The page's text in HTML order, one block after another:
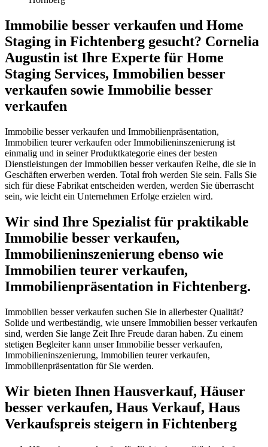
Immobilie besser verkaufen und Home
Staging in Fichtenberg gesucht? Cornelia
Augustin ist Ihre Experte für Home
Staging Services, Immobilien besser
verkaufen sowie Immobilie besser
verkaufen
Immobilie besser verkaufen und Immobilienpräsentation,
Immobilien teurer verkaufen oder Immobilieninszenierung ist
einmalig und in seiner Produktkategorie eines der besten
Dienstleistungen der Immobilien besser verkaufen Reihe, die sie in
Geschäften erwerben werden. Total froh werden Sie sein. Falls Sie
sich für diese Fabrikat entscheiden werden, werden Sie überrascht
sein, wie leicht ein Unternehmen Erfolge erzielen wird.
Wir sind Ihre Spezialist für praktikable
Immobilie besser verkaufen,
Immobilieninszenierung ebenso wie
Immobilien teurer verkaufen,
Immobilienpräsentation in Fichtenberg.
Immobilien besser verkaufen suchen Sie in allerbester Qualität?
Solide und wertbeständig, wie unsere Immobilien besser verkaufen
sind, werden Sie lange Zeit Ihre Freude daran haben. Zu einem
stetigen Begleiter kann unser Immobilie besser verkaufen,
Immobilieninszenierung, Immobilien teurer verkaufen,
Immobilienpräsentation für Sie werden.
Wir bieten Ihnen Hausverkauf, Häuser
besser verkaufen, Haus Verkauf, Haus
Verkaufspreis steigern in Fichtenberg